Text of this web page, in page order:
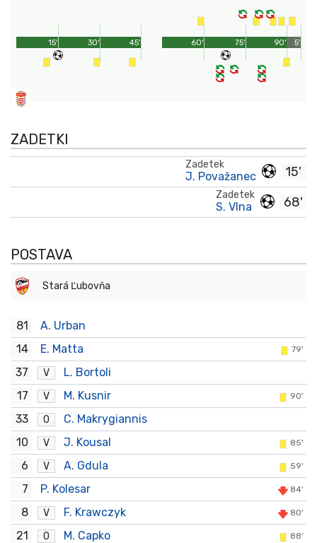
45'
15' 30' 90'
60' 75' 5'
ZADETKI
15'
Zadetek
J. Považanec
68'
Zadetek
S. Vlna
POSTAVA
Stará Ľubovňa
81
A. Urban
14
E. Matta 79'
37 V
L. Bortoli
17
V M. Kusnir 90'
33 O
C. Makrygiannis
10
V J. Kousal 85'
6 V A. Gdula 59'
7 P. Kolesar 84'
8 V F. Krawczyk 80'
21 O M. Capko 88'